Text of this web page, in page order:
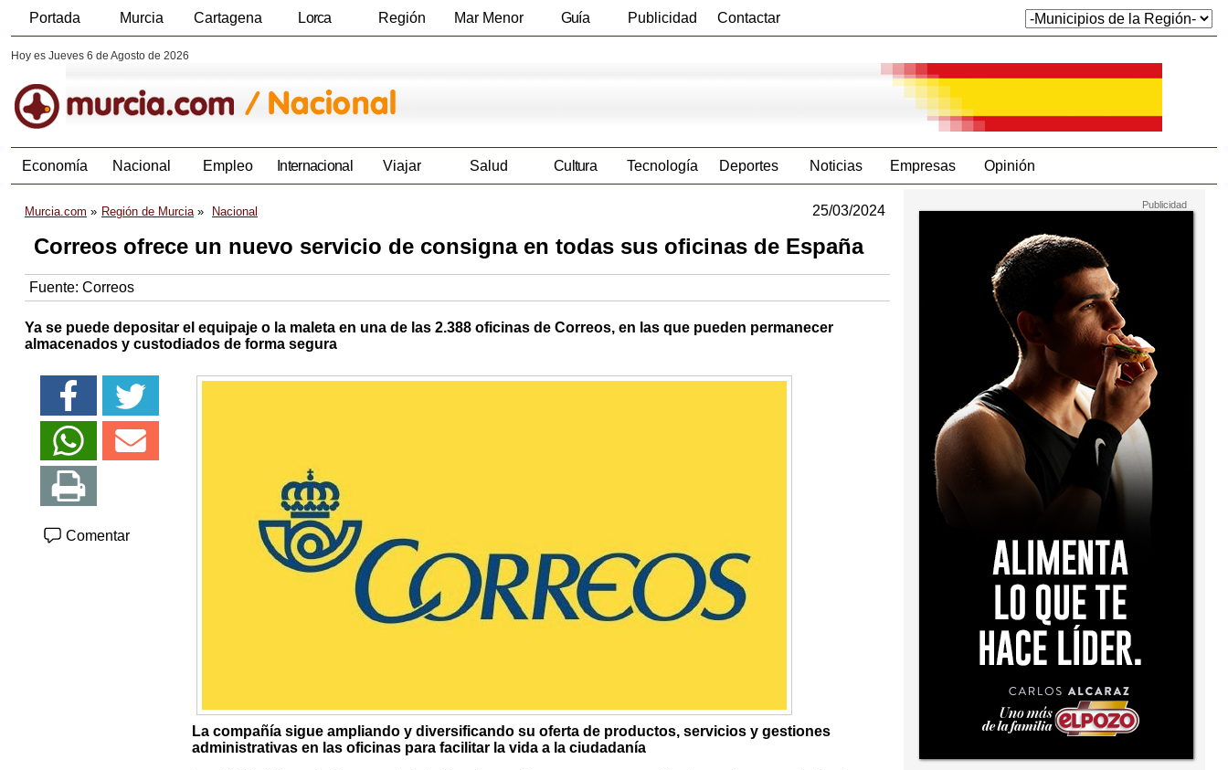
Portada Murcia Cartagena Lorca Región Mar Menor Guía Publicidad Contactar
Hoy es Jueves 6 de Agosto de 2026
Economía Nacional Empleo Internacional Viajar Salud Cultura Tecnología Deportes Noticias Empresas Opinión
Murcia.com Región de Murcia Nacional 25/03/2024
Correos ofrece un nuevo servicio de consigna en todas sus oficinas de España
Fuente: Correos
Ya se puede depositar el equipaje o la maleta en una de las 2.388 oficinas de Correos, en las que pueden permanecer
almacenados y custodiados de forma segura
Comentar
La compañía sigue ampliando y diversificando su oferta de productos, servicios y gestiones
administrativas en las oficinas para facilitar la vida a la ciudadanía